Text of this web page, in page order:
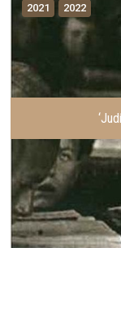
2021 2022